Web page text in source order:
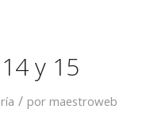
y 15
/ por maestroweb